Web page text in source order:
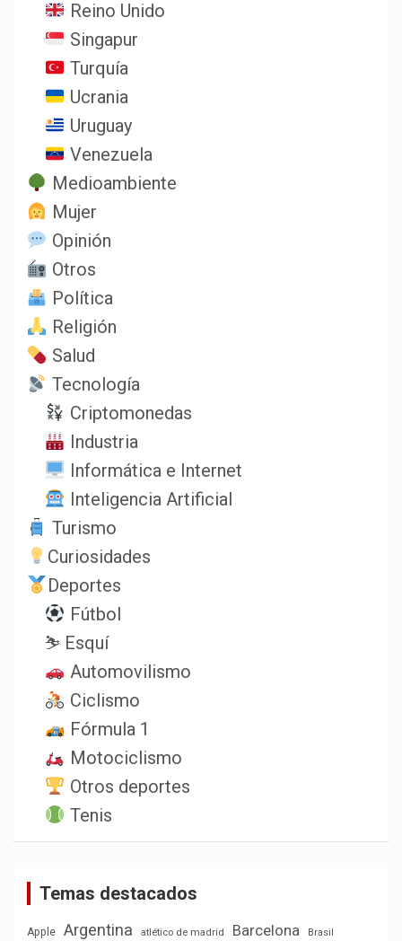
Reino Unido
Singapur
Turquía
Ucrania
Uruguay
Venezuela
Medioambiente
Mujer
Opinión
Otros
Política
Religión
Salud
Tecnología
Criptomonedas
Industria
Informática e Internet
Inteligencia Artificial
Turismo
Curiosidades
Deportes
Fútbol
⛷️ Esquí
Automovilismo
Ciclismo
Fórmula 1
Motociclismo
Otros deportes
Tenis
Temas destacados
Apple Argentina atlético de madrid Barcelona
Brasil